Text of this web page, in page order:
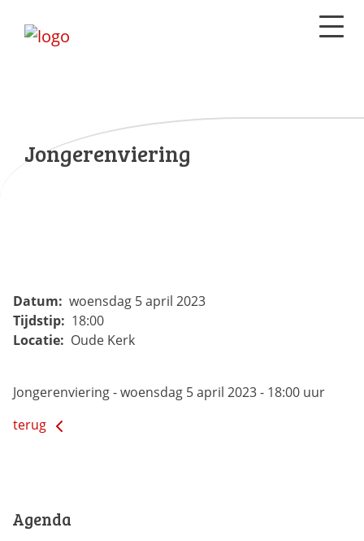
Jongerenviering
Datum: woensdag 5 april 2023
Tijdstip: 18:00
Locatie: Oude Kerk
Jongerenviering - woensdag 5 april 2023 - 18:00 uur
terug
Agenda